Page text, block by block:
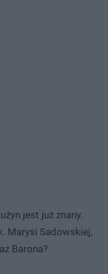
jest już znany.
Marysi Sadowskiej,
Barona?